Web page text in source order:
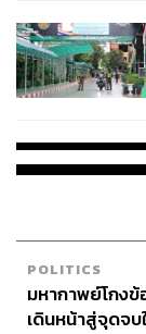
POLITICS
มหากาพย์โกง
เดินหน้าสู่จุดจ